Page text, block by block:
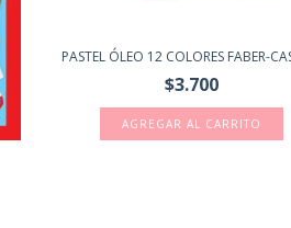
PASTEL ÓLEO 12 COLORES FABER-
$3.700